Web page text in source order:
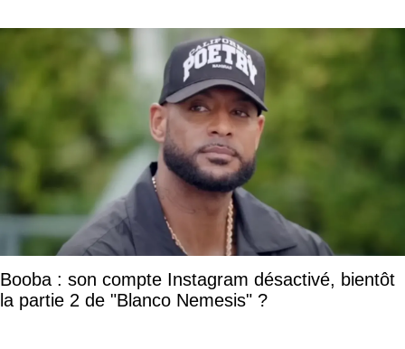
Booba : son compte Instagram désactivé, bientôt
la partie 2 de "Blanco Nemesis" ?